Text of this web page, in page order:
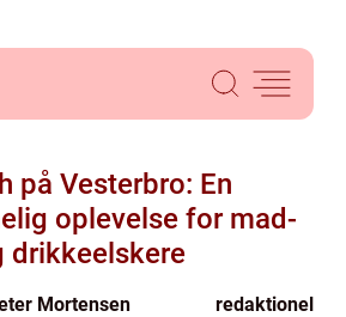
på Vesterbro: En
oplevelse for mad-
drikkeelskere
Mortensen redaktionel